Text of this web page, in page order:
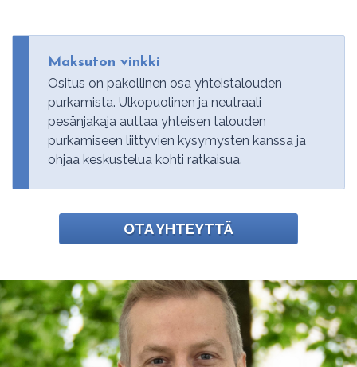
Maksuton vinkki
Ositus on pakollinen osa yhteistalouden
purkamista. Ulkopuolinen ja neutraali
pesänjakaja auttaa yhteisen talouden
purkamiseen liittyvien kysymysten kanssa ja
ohjaa keskustelua kohti ratkaisua.
OTA YHTEYTTÄ